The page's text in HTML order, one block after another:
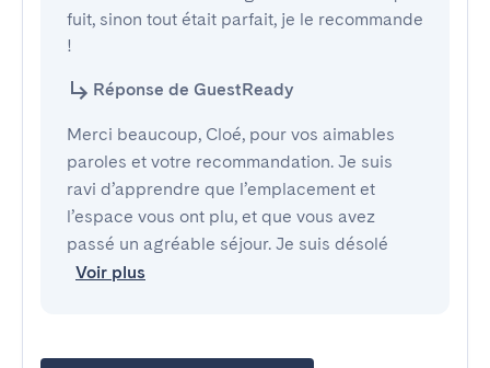
fuit, sinon tout était parfait, je le recommande
!
Réponse de GuestReady
Merci beaucoup, Cloé, pour vos aimables
paroles et votre recommandation. Je suis
ravi d’apprendre que l’emplacement et
l’espace vous ont plu, et que vous avez
passé un agréable séjour. Je suis désolé
Voir plus